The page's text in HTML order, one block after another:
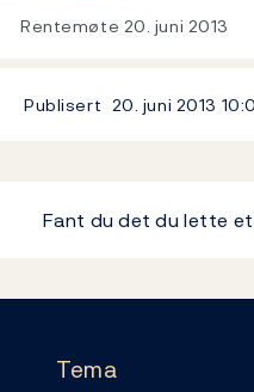
Rentemøte 20. juni 2013
Publisert 20. juni 2013
Fant du det du lette
Tema